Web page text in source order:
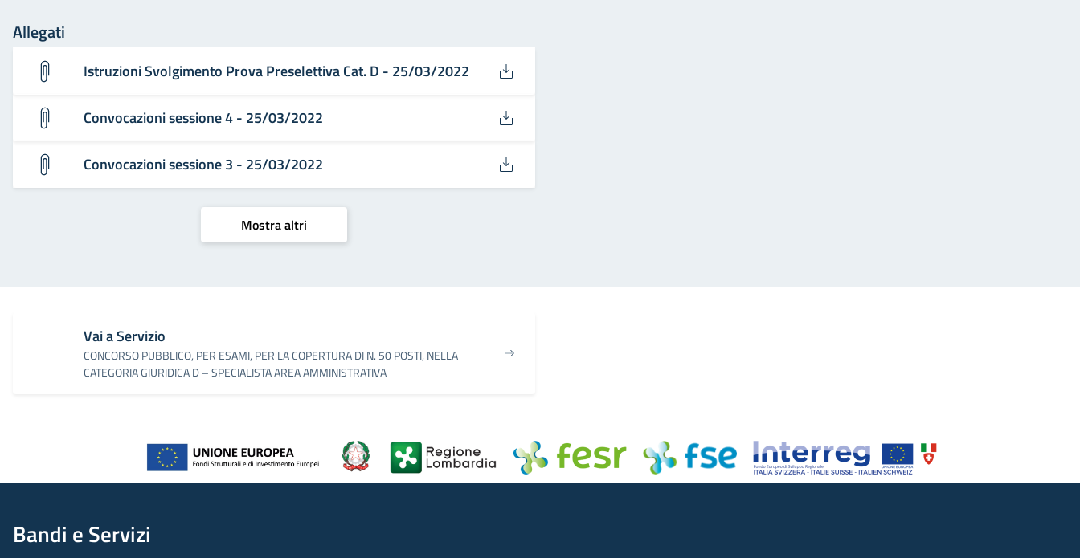
Allegati
Istruzioni Svolgimento Prova Preselettiva Cat. D - 25/03/2022
Convocazioni sessione 4 - 25/03/2022
Convocazioni sessione 3 - 25/03/2022
Mostra altri
Vai a Servizio
CONCORSO PUBBLICO, PER ESAMI, PER LA COPERTURA DI N. 50 POSTI, NELLA
CATEGORIA GIURIDICA D – SPECIALISTA AREA AMMINISTRATIVA
Bandi e Servizi